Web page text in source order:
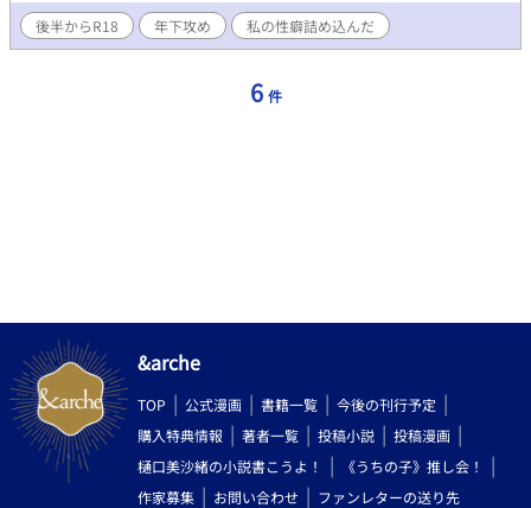
後半からR18 年下攻め 私の性癖詰め込んだ
6 件
&arche
TOP 公式漫画 書籍一覧
今後の刊行予定
購入特典情報
著者一覧 投稿小説
投稿漫画
樋口美沙緒の小説書こうよ！
《うちの子》推し会！
作家募集
お問い合わせ ファンレターの送り先